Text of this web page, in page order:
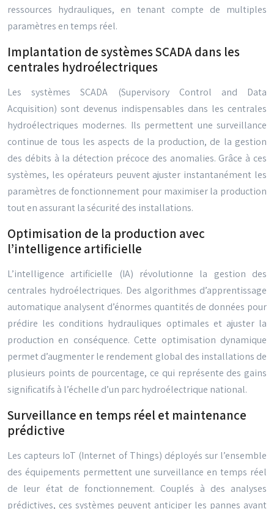
ressources hydrauliques, en tenant compte de multiples
paramètres en temps réel.
Implantation de systèmes SCADA dans les
centrales hydroélectriques
Les systèmes SCADA (Supervisory Control and Data
Acquisition) sont devenus indispensables dans les centrales
hydroélectriques modernes. Ils permettent une surveillance
continue de tous les aspects de la production, de la gestion
des débits à la détection précoce des anomalies. Grâce à ces
systèmes, les opérateurs peuvent ajuster instantanément les
paramètres de fonctionnement pour maximiser la production
tout en assurant la sécurité des installations.
Optimisation de la production avec
l’intelligence artificielle
L’intelligence artificielle (IA) révolutionne la gestion des
centrales hydroélectriques. Des algorithmes d’apprentissage
automatique analysent d’énormes quantités de données pour
prédire les conditions hydrauliques optimales et ajuster la
production en conséquence. Cette optimisation dynamique
permet d’augmenter le rendement global des installations de
plusieurs points de pourcentage, ce qui représente des gains
significatifs à l’échelle d’un parc hydroélectrique national.
Surveillance en temps réel et maintenance
prédictive
Les capteurs IoT (Internet of Things) déployés sur l’ensemble
des équipements permettent une surveillance en temps réel
de leur état de fonctionnement. Couplés à des analyses
prédictives, ces systèmes peuvent anticiper les pannes avant